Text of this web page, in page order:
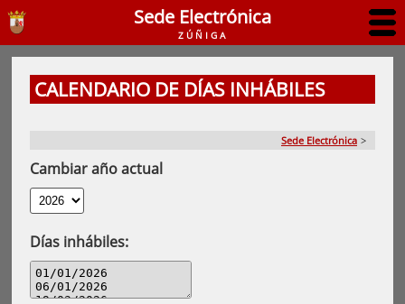
Sede Electrónica
ZÚÑIGA
CALENDARIO DE DÍAS INHÁBILES
Sede Electrónica >
Cambiar año actual
Días inhábiles: